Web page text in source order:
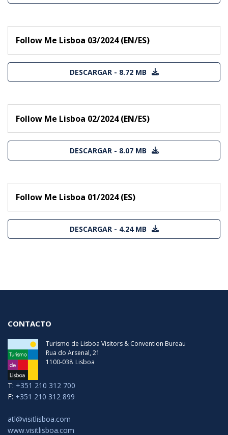
Follow Me Lisboa 03/2024 (EN/ES)
DESCARGAR - 8.72 MB
Follow Me Lisboa 02/2024 (EN/ES)
DESCARGAR - 8.07 MB
Follow Me Lisboa 01/2024 (ES)
DESCARGAR - 4.24 MB
CONTACTO
Turismo de Lisboa Visitors & Convention Bureau
Rua do Arsenal, 21
1100-038 Lisboa
T: +351 210 312 700
F: +351 210 312 899
atl@visitlisboa.com
www.visitlisboa.com